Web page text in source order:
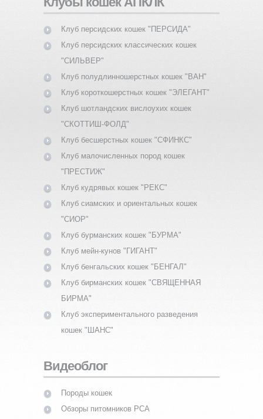
Клуб персидских кошек "ПЕРСИДА"
Клуб персидских классических кошек
"СИЛЬВЕР"
Клуб полудлинношерстных кошек "ВАН"
Клуб короткошерстных кошек "ЭЛЕГАНТ"
Клуб шотландских вислоухих кошек
"СКОТТИШ-ФОЛД"
Клуб бесшерстных кошек "СФИНКС"
Клуб малочисленных пород кошек
"ПРЕСТИЖ"
Клуб кудрявых кошек "РЕКС"
Клуб сиамских и ориентальных кошек
"СИОР"
Клуб бурманских кошек "БУРМА"
Клуб мейн-кунов "ГИГАНТ"
Клуб бенгальских кошек "БЕНГАЛ"
Клуб бирманских кошек "СВЯЩЕННАЯ
БИРМА"
Клуб экспериментального разведения
кошек "ШАНС"
Видеоблог
Породы кошек
Обзоры питомников PCA